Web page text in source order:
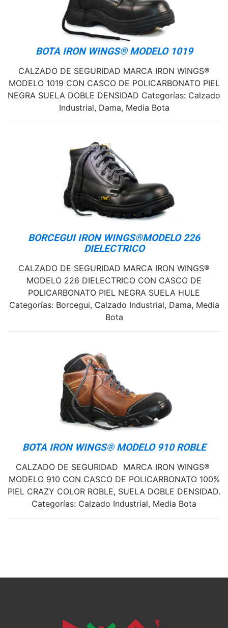
BOTA IRON WINGS® MODELO 1019
CALZADO DE SEGURIDAD MARCA IRON WINGS®
MODELO 1019 CON CASCO DE POLICARBONATO PIEL
NEGRA SUELA DOBLE DENSIDAD Categorías: Calzado
Industrial, Dama, Media Bota
BORCEGUI IRON WINGS®MODELO 226
DIELECTRICO
CALZADO DE SEGURIDAD MARCA IRON WINGS®
MODELO 226 DIELECTRICO CON CASCO DE
POLICARBONATO PIEL NEGRA SUELA HULE
Categorías: Borcegui, Calzado Industrial, Dama, Media
Bota
BOTA IRON WINGS® MODELO 910 ROBLE
CALZADO DE SEGURIDAD MARCA IRON WINGS®
MODELO 910 CON CASCO DE POLICARBONATO 100%
PIEL CRAZY COLOR ROBLE, SUELA DOBLE DENSIDAD.
Categorías: Calzado Industrial, Media Bota